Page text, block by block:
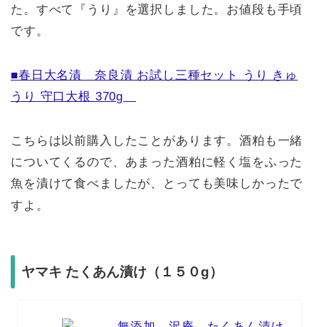
た。すべて『うり』を選択しました。お値段も手頃
です。
■春日大名漬 奈良漬 お試し三種セット うり きゅ
うり 守口大根 370g
こちらは以前購入したことがあります。酒粕も一緒
についてくるので、あまった酒粕に軽く塩をふった
魚を漬けて食べましたが、とっても美味しかったで
すよ。
ヤマキ たくあん漬け（１５０g）